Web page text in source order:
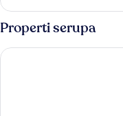
Kamar
Deluks
Properti serupa
Argentina Residenza